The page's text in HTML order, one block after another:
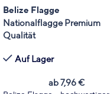
Belize Flagge
Nationalflagge Premium
Qualität
Auf Lager
ab7,96€